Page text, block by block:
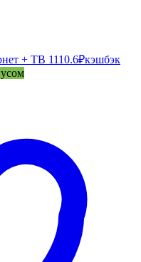
+ ТВ 1110.6₽кэшбэк